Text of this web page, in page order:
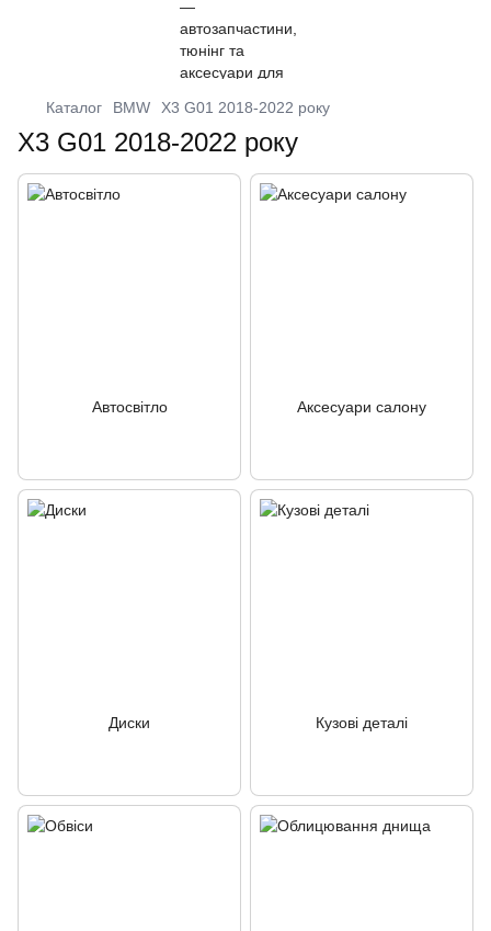
Каталог BMW X3 G01 2018-2022 року
X3 G01 2018-2022 року
Автосвітло Аксесуари салону
Диски Кузові деталі